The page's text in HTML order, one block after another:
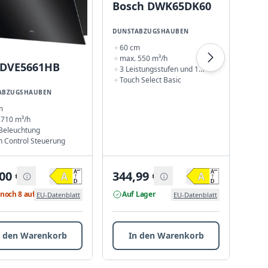
m³/h
Control Steuerung
€
8 auf LagerEU-Datenblatt
Warenkorb
Bosch DWK65DK60
DUNSTABZUGSHAUBEN
60 cm
max. 550 m³/h
3 Leistungsstufen und 1
Intensivstufe
Touch Select Basic
344,99€
Auf Lager EU-Datenblatt
In den Warenkorb